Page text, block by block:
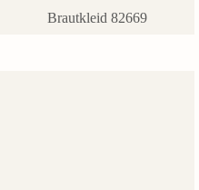
Brautkleid 82669